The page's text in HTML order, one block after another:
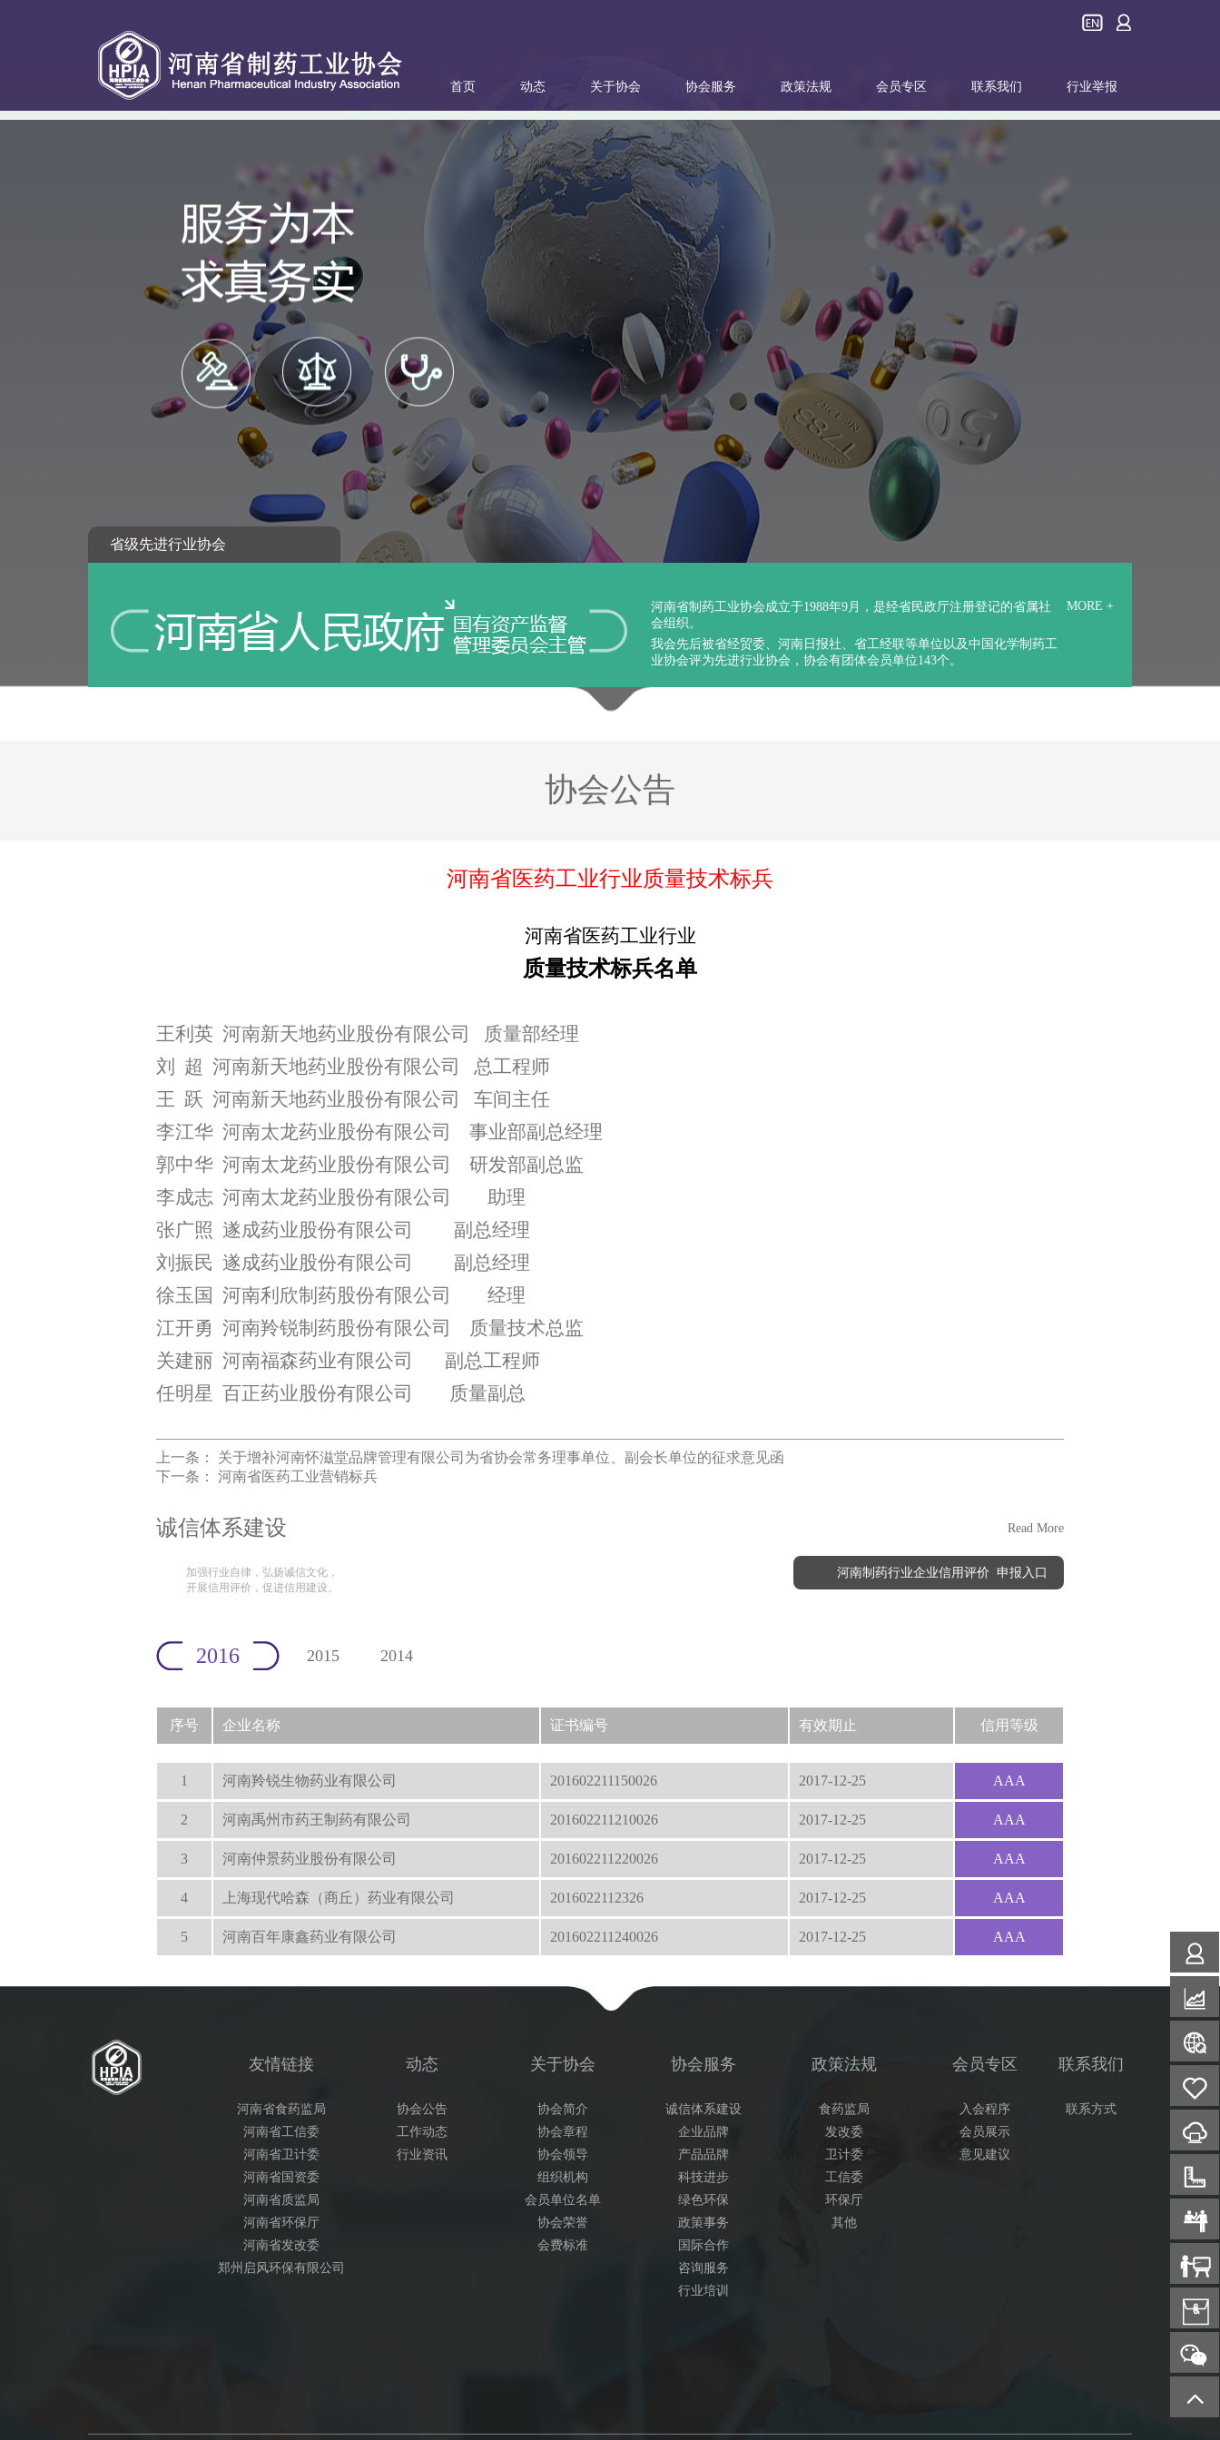
首页 动态
动态 协会公告 工作动态 行业资讯
说医问药
关于协会
关于协会 协会简介 协会章程 协会领导
组织机构 会员单位名单 协会荣誉
会费标准
协会服务
协会服务 诚信体系建设 企业品牌 产品品牌
科技进步 绿色环保 政策事务
国际合作 咨询服务 行业培训
政策法规
政策法规 食药监局 发改委 卫计委
工信委 环保厅 其他
会员专区
会员专区 申请入会 入会程序 会员展示
意见建议
联系我们
联系我们 联系方式
行业举报
省级先进行业协会
河南省制药工业协会成立于1988年9月，是经省民政厅注册登记的省属社
会组织。
我会先后被省经贸委、河南日报社、省工经联等单位以及中国化学制药工
业协会评为先进行业协会，协会有团体会员单位143个。
MORE +
协会公告
河南省医药工业行业质量技术标兵
河南省医药工业行业
质量技术标兵名单
王利英 河南新天地药业股份有限公司
质量部经理
刘
超 河南新天地药业股份有限公司
总工程师
王 跃 河南新天地药业股份有限公司
车间主任
李江华 河南太龙药业股份有限公司
事业部副总经理
郭中华 河南太龙药业股份有限公司
研发部副总监
李成志 河南太龙药业股份有限公司
助理
张广照 遂成药业股份有限公司
副总经理
刘振民 遂成药业股份有限公司
副总经理
徐玉国 河南利欣制药股份有限公司
经理
江开勇 河南羚锐制药股份有限公司
质量技术总监
关建丽 河南福森药业有限公司
副总工程师
任明星 百正药业股份有限公司 质量副总
上一条： 关于增补河南怀滋堂品牌管理有限公司为省协会常务理事单位、副会长单位的征求意见函
下一条： 河南省医药工业营销标兵
诚信体系建设 Read More
加强行业自律，弘扬诚信文化，
开展信用评价，促进信用建设。
河南制药行业企业信用评价 申报入口
2016 2015 2014
序号 企业名称 证书编号 有效期止 信用等级
1 河南羚锐生物药业有限公司 201602211150026 2017-12-25 AAA
2 河南禹州市药王制药有限公司 201602211210026 2017-12-25 AAA
3 河南仲景药业股份有限公司 201602211220026 2017-12-25 AAA
4 上海现代哈森（商丘）药业有限公司 2016022112326 2017-12-25 AAA
5 河南百年康鑫药业有限公司 201602211240026 2017-12-25 AAA
友情链接
河南省食药监局
河南省工信委
河南省卫计委
河南省国资委
河南省质监局
河南省环保厅
河南省发改委
郑州启风环保有限公司
动态
协会公告
工作动态
行业资讯
关于协会
协会简介
协会章程
协会领导
组织机构
会员单位名单
协会荣誉
会费标准
协会服务
诚信体系建设
企业品牌
产品品牌
科技进步
绿色环保
政策事务
国际合作
咨询服务
行业培训
政策法规
食药监局
发改委
卫计委
工信委
环保厅
其他
会员专区
入会程序
会员展示
意见建议
联系我们
联系方式